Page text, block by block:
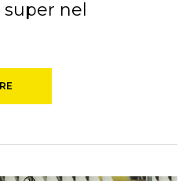
super nel